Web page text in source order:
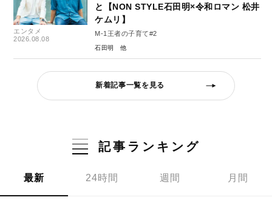
エンタメ
2026.08.08
と【NON STYLE石田明×令和ロマン 松井
ケムリ】
M-1王者の子育て#2
石田明
新着記事一覧を見る
記事ランキング
最新 24時間 週間 月間